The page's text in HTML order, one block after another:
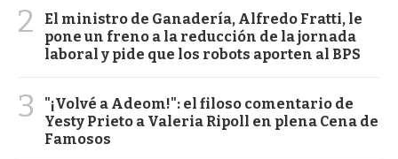
2
El ministro de Ganadería, Alfredo Fratti, le
pone un freno a la reducción de la jornada
laboral y pide que los robots aporten al BPS
3
"¡Volvé a Adeom!": el filoso comentario de
Yesty Prieto a Valeria Ripoll en plena Cena de
Famosos